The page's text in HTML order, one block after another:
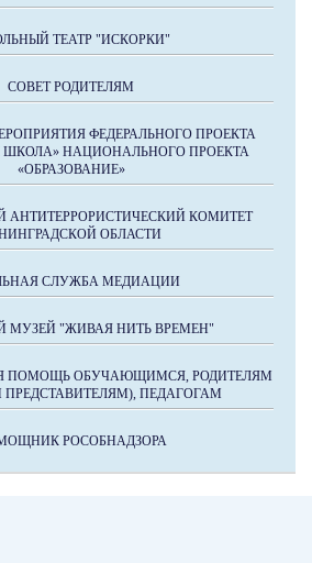
ТЕАТР "ИСКОРКИ"
СОВЕТ РОДИТЕЛЯМ
ФЕДЕРАЛЬНОГО ПРОЕКТА
ШКОЛА» НАЦИОНАЛЬНОГО ПРОЕКТА
«ОБРАЗОВАНИЕ»
КОМИТЕТ
ОБЛАСТИ
СЛУЖБА МЕДИАЦИИ
МУЗЕЙ "ЖИВАЯ НИТЬ ВРЕМЕН"
ПОМОЩЬ ОБУЧАЮЩИМСЯ, РОДИТЕЛЯМ
ПЕДАГОГАМ
РОСОБНАДЗОРА